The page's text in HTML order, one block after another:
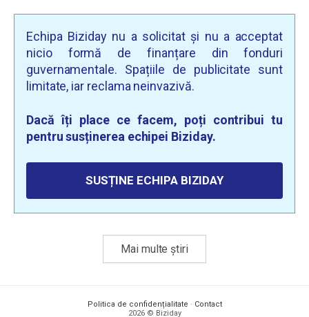
Echipa Biziday nu a solicitat și nu a acceptat
nicio formă de finanțare din fonduri
guvernamentale. Spațiile de publicitate sunt
limitate, iar reclama neinvazivă.
Dacă îți place ce facem, poți contribui tu
pentru susținerea echipei Biziday.
SUSȚINE ECHIPA BIZIDAY
Mai multe știri
Politica de confidențialitate · Contact
2026 © Biziday